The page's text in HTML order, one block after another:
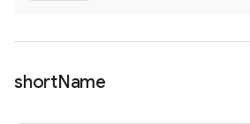
shortName